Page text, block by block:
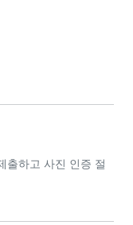
하고 사진 인증 절